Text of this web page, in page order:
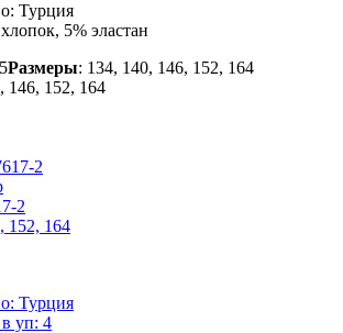
Турция
5% эластан
Размеры: 134, 140, 146, 152, 164
146, 152, 164
2
152, 164
Турция
уп: 4